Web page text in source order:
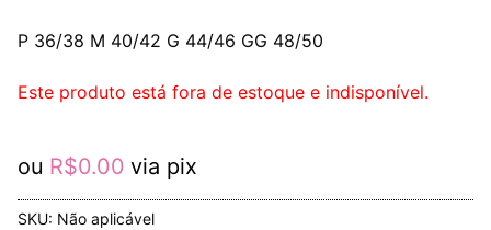
P 36/38 M 40/42 G 44/46 GG 48/50
Este produto está fora de estoque e indisponível.
ou R$0.00 via pix
SKU: Não aplicável